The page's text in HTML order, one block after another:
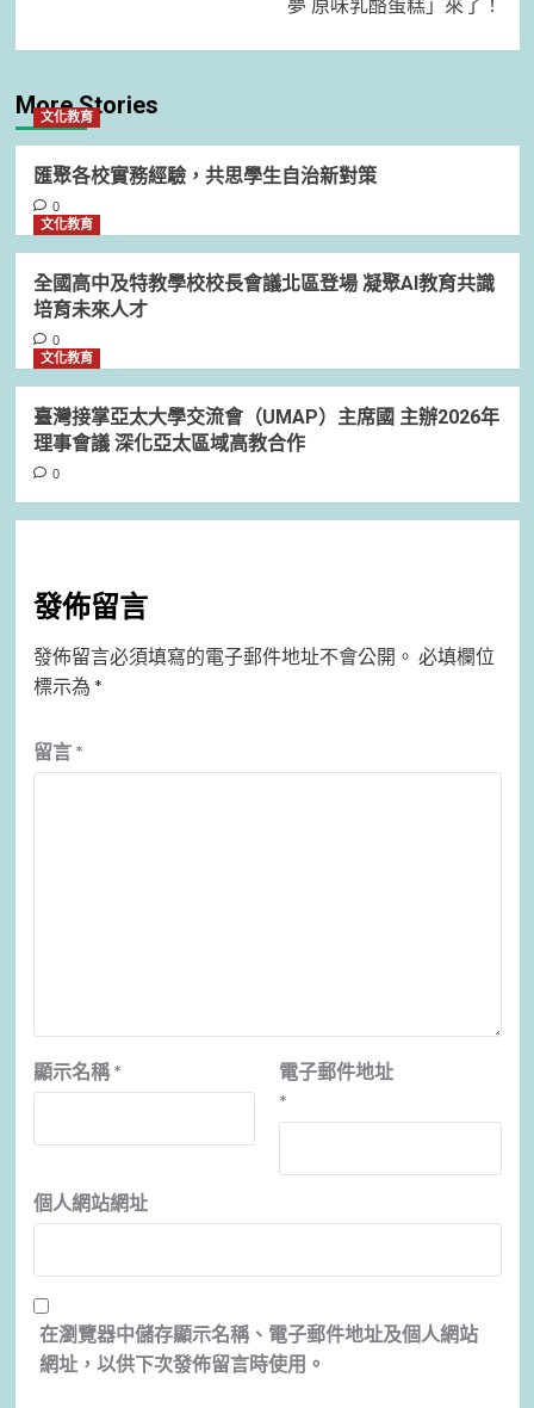
夢 原味乳酪蛋糕」來了！
More Stories
文化教育
匯聚各校實務經驗，共思學生自治新對策
0
文化教育
全國高中及特教學校校長會議北區登場 凝聚AI教育共識
培育未來人才
0
文化教育
臺灣接掌亞太大學交流會（UMAP）主席國 主辦2026年
理事會議 深化亞太區域高教合作
0
發佈留言
發佈留言必須填寫的電子郵件地址不會公開。 必填欄位
標示為 *
留言 *
顯示名稱 *
電子郵件地址
*
個人網站網址
在瀏覽器中儲存顯示名稱、電子郵件地址及個人網站
網址，以供下次發佈留言時使用。